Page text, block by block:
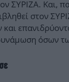
ΣΥΡΙΖΑ. Και,
στον
όσων